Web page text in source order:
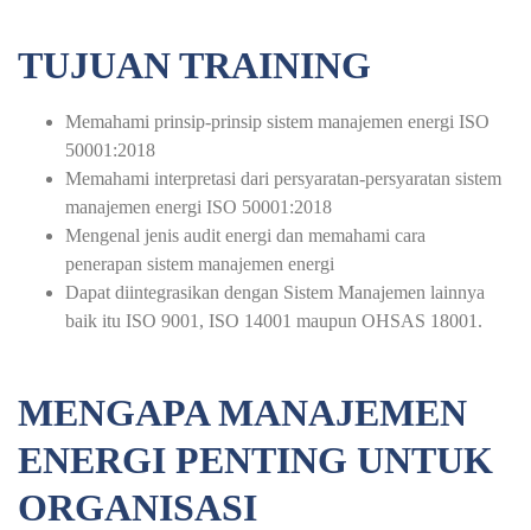
TUJUAN TRAINING
Memahami prinsip-prinsip sistem manajemen energi ISO
50001:2018
Memahami interpretasi dari persyaratan-persyaratan sistem
manajemen energi ISO 50001:2018
Mengenal jenis audit energi dan memahami cara
penerapan sistem manajemen energi
Dapat diintegrasikan dengan Sistem Manajemen lainnya
baik itu ISO 9001, ISO 14001 maupun OHSAS 18001.
MENGAPA MANAJEMEN
ENERGI PENTING UNTUK
ORGANISASI